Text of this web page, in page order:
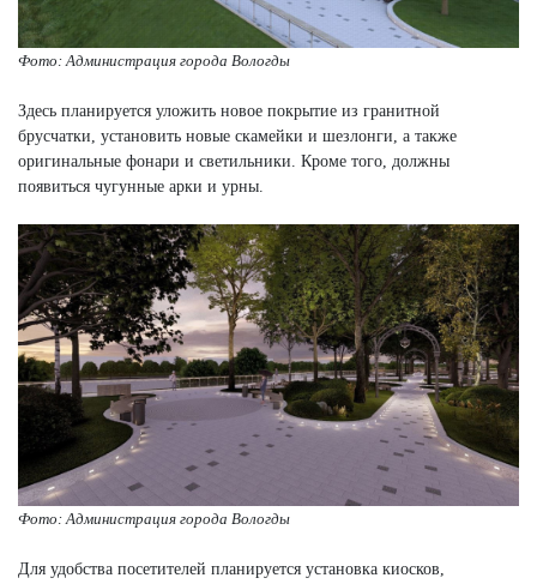
Фото: Администрация города Вологды
Здесь планируется уложить новое покрытие из гранитной
брусчатки, установить новые скамейки и шезлонги, а также
оригинальные фонари и светильники. Кроме того, должны
появиться чугунные арки и урны.
Фото: Администрация города Вологды
Для удобства посетителей планируется установка киосков,